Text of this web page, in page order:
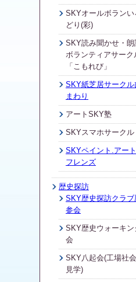
SKYオールボランい
どり(彩)
SKY読み聞かせ・朗
ボランティアサーク
「こもれび」
SKY紙芝居サークル
まわり
アートSKY塾
SKYスマホサークル
SKYペイント.アー
フレンズ
歴史探訪
SKY歴史探訪クラブ
参会
SKY歴史ウォーキン
会
SKY八起会(工場社会
見学)